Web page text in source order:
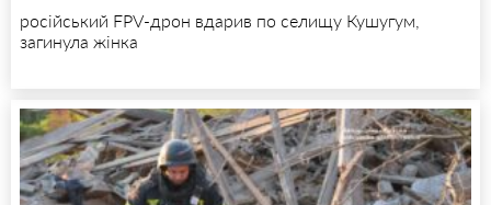
російський FPV-дрон вдарив по селищу Кушугум,
загинула жінка